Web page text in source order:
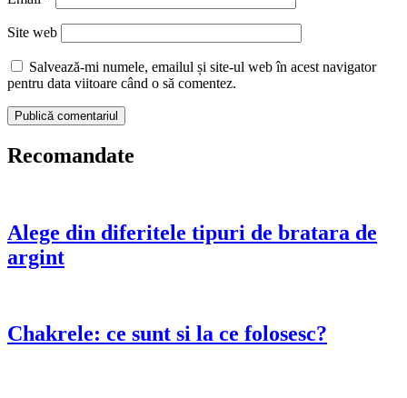
Site web
Salvează-mi numele, emailul și site-ul web în acest navigator
pentru data viitoare când o să comentez.
Recomandate
Alege din diferitele tipuri de bratara de
argint
Chakrele: ce sunt si la ce folosesc?